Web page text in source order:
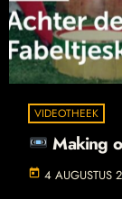
VIDEOTHEEK
Making
today 4 AUGUSTUS